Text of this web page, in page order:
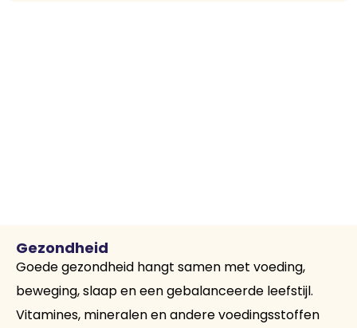
Gezondheid
Goede gezondheid hangt samen met voeding,
beweging, slaap en een gebalanceerde leefstijl.
Vitamines, mineralen en andere voedingsstoffen